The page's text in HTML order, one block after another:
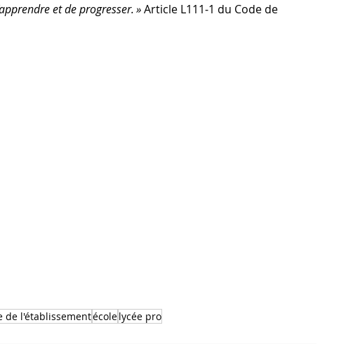
et de progresser. » Article L111‑1 du Code de
de l'établissementécolelycée pro